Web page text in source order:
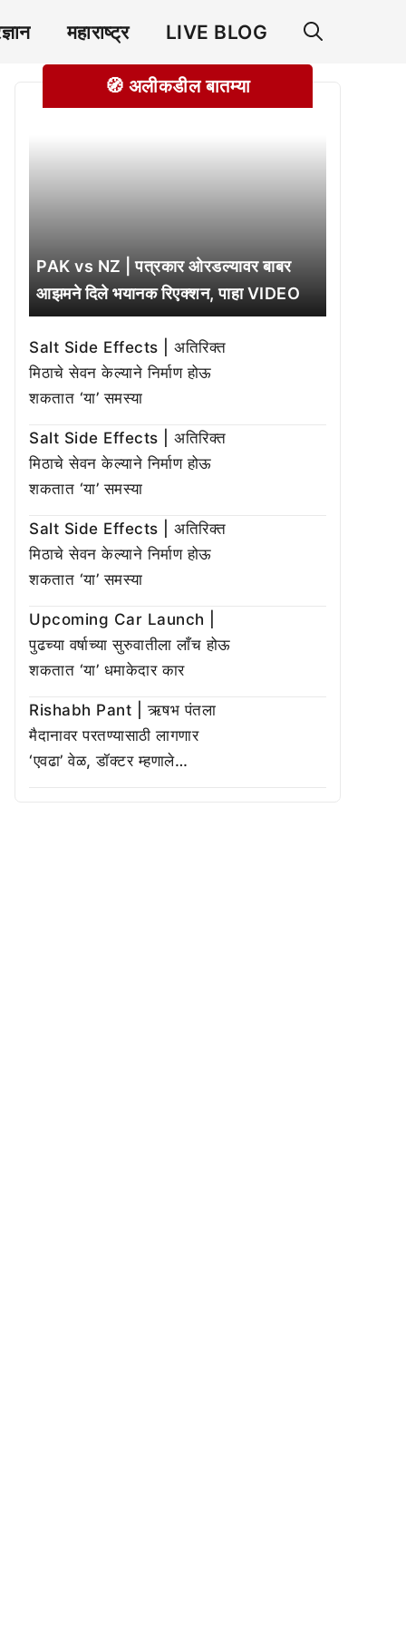
महाराष्ट्र LIVE BLOG
🧭 अलीकडील बातम्या
PAK vs NZ | पत्रकार ओरडल्यावर बाबर
आझमने दिले भयानक रिएक्शन, पाहा VIDEO
Salt Side Effects | अतिरिक्त
मिठाचे सेवन केल्याने निर्माण होऊ
शकतात ‘या’ समस्या
Salt Side Effects | अतिरिक्त
मिठाचे सेवन केल्याने निर्माण होऊ
शकतात ‘या’ समस्या
Salt Side Effects | अतिरिक्त
मिठाचे सेवन केल्याने निर्माण होऊ
शकतात ‘या’ समस्या
Upcoming Car Launch |
पुढच्या वर्षाच्या सुरुवातीला लाँच होऊ
शकतात ‘या’ धमाकेदार कार
Rishabh Pant | ऋषभ पंतला
मैदानावर परतण्यासाठी लागणार
‘एवढा’ वेळ, डॉक्टर म्हणाले…